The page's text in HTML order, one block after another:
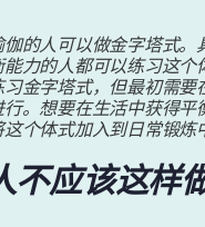
伽的人可以做金字塔式。
能力的人都可以练习这个
金字塔式，但最初需要
。想要在生活中获得平
个体式加入到日常锻炼
不应该这样